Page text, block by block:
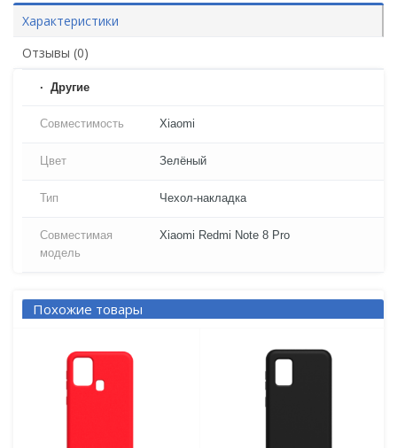
Характеристики
Отзывы (0)
Другие
Совместимость Xiaomi
Цвет Зелёный
Тип Чехол-накладка
Совместимая
модель
Xiaomi Redmi Note 8 Pro
Похожие товары